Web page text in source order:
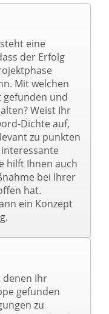
eine
der Erfolg
Mit welchen
gefunden und
Weist Ihr
Dichte auf,
zu punkten
hilft Ihnen auch
bei Ihrer
hat.
ein Konzept
denen Ihr
gefunden
zu